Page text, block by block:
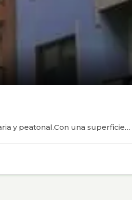
y peatonal.Con una superficie…